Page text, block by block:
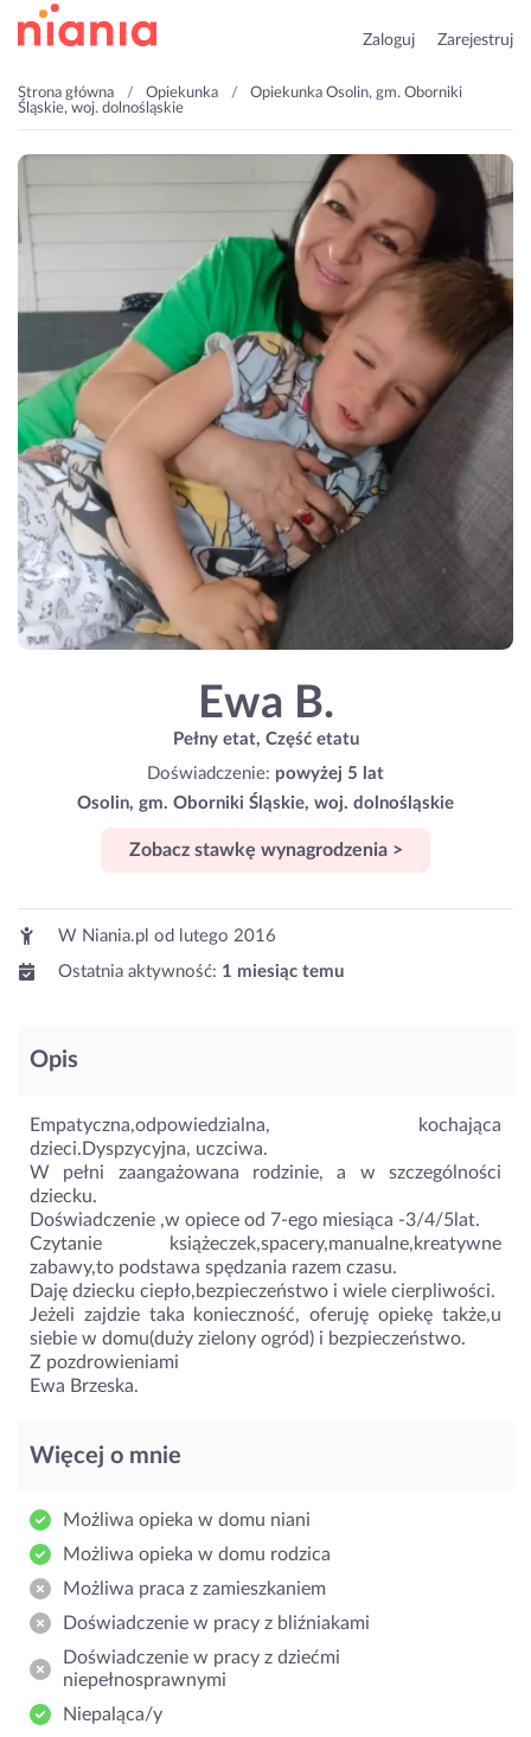
Zaloguj Zarejestruj
Strona główna Opiekunka
Opiekunka Osolin, gm. Oborniki
Śląskie, woj. dolnośląskie
Ewa B.
Pełny etat, Część etatu
Doświadczenie: powyżej 5 lat
Osolin, gm. Oborniki Śląskie, woj. dolnośląskie
Zobacz stawkę wynagrodzenia >
W Niania.pl od
lutego 2016
Ostatnia aktywność: 1 miesiąc temu
Opis
Empatyczna,odpowiedzialna, kochająca
dzieci.Dyspzycyjna, uczciwa.
W pełni zaangażowana rodzinie, a w szczególności
dziecku.
Doświadczenie ,w opiece od 7-ego miesiąca -3/4/5lat.
Czytanie książeczek,spacery,manualne,kreatywne
zabawy,to podstawa spędzania razem czasu.
Daję dziecku ciepło,bezpieczeństwo i wiele cierpliwości.
Jeżeli zajdzie taka konieczność, oferuję opiekę także,u
siebie w domu(duży zielony ogród) i bezpieczeństwo.
Z pozdrowieniami
Ewa Brzeska.
Więcej o mnie
Możliwa opieka w domu niani
Możliwa opieka w domu rodzica
Możliwa praca z zamieszkaniem
Doświadczenie w pracy z bliźniakami
Doświadczenie w pracy z dziećmi
niepełnosprawnymi
Niepaląca/y